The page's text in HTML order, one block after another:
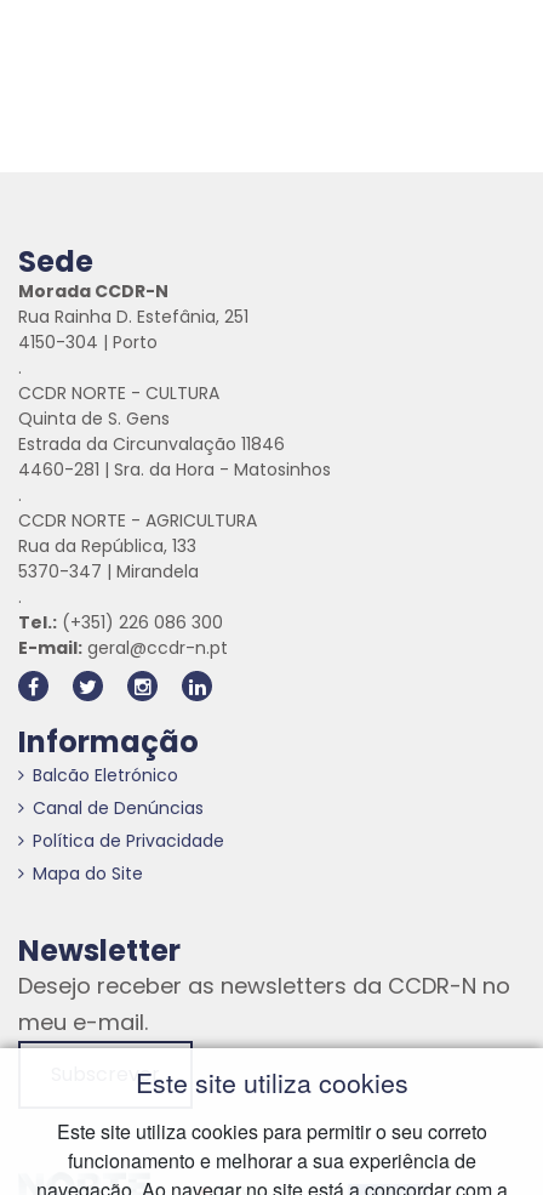
Sede
Morada CCDR-N
Rua Rainha D. Estefânia, 251
4150-304 | Porto
.
CCDR NORTE - CULTURA
Quinta de S. Gens
Estrada da Circunvalação 11846
4460-281 | Sra. da Hora - Matosinhos
.
CCDR NORTE - AGRICULTURA
Rua da República, 133
5370-347 | Mirandela
.
Tel.: (+351) 226 086 300
E-mail: geral@ccdr-n.pt
Informação
Balcão Eletrónico
Canal de Denúncias
Política de Privacidade
Mapa do Site
Newsletter
Desejo receber as newsletters da CCDR-N no
meu e-mail.
Subscrever
Hiperligação externaHiperligação externaHiperligação externa
Este site utiliza cookies
Este site utiliza cookies para permitir o seu correto
funcionamento e melhorar a sua experiência de